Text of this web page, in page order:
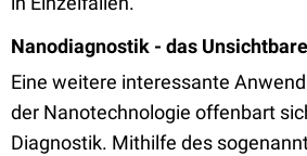
Nanodiagnostik - das
Eine weitere interessante
der Nanotechnologie offenbart
Diagnostik. Mithilfe des